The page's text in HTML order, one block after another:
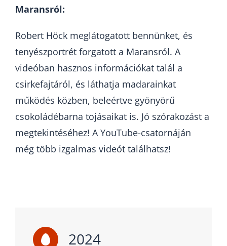
Maransról:
Robert Höck meglátogatott bennünket, és
tenyészportrét forgatott a Maransról. A
videóban hasznos információkat talál a
csirkefajtáról, és láthatja madarainkat
működés közben, beleértve gyönyörű
csokoládébarna tojásaikat is. Jó szórakozást a
megtekintéséhez! A YouTube-csatornáján
még több izgalmas videót találhatsz!
2024